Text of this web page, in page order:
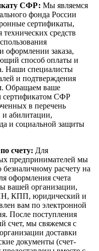
СФР: Мы являемся
фонда России
сертификаты,
средств
оформлении заказа,
способ оплаты и
Наши специалисты
и подтверждения
Обращаем ваше
сертификатом СФР
в перечень
и абилитации,
и социальной защиты
счету: Для
предпринимателей мы
расчету на
оформления счета
вашей организации,
КПП, юридический и
вам по электронной
После поступления
счет, мы свяжемся с
доставки
документы (счет-